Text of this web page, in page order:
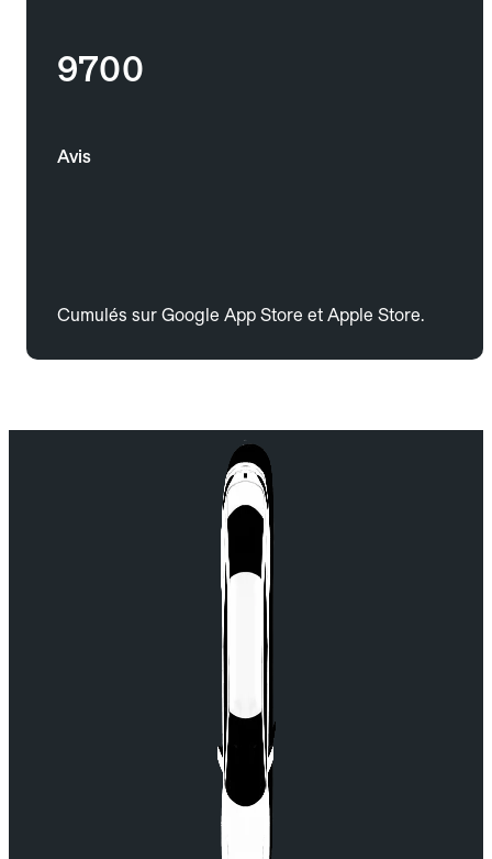
9700
Avis
Cumulés sur Google App Store et Apple Store.